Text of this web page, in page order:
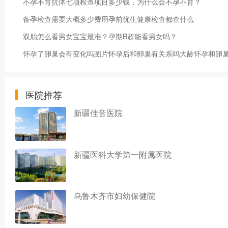
备孕检查需要大概多少费用孕前优生健康检查都查什么
双胎怎么看男女宝宝最准？孕期B超能看男女吗？
怀孕了卵巢会有变化吗图片怀孕后和卵巢有关系吗大龄怀孕和卵
医院推荐
新疆佳音医院
新疆医科大学第一附属医院
乌鲁木齐市妇幼保健院